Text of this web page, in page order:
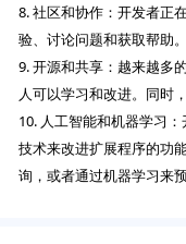
8. 社区和协作：开发者正
验、讨论问题和获取帮助。
9. 开源和共享：越来越多
人可以学习和改进。同时
10. 人工智能和机器学习
技术来改进扩展程序的功
询，或者通过机器学习来